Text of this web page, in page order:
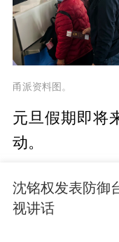
甬派资料图。
元旦假期即将
动。
工作日，不少
游方案——在
沈铭权发表防御
视讲话